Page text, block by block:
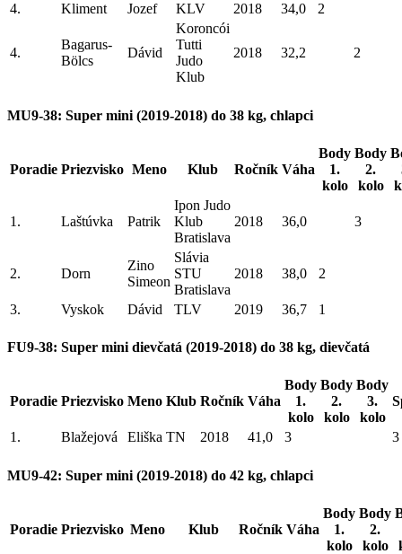
4. Kliment Jozef KLV 2018 34,0 2
4.
Bagarus-
Bölcs
Dávid
Koroncói
Tutti
Judo
Klub
2018 32,2 2
MU9-38: Super mini (2019-2018) do 38 kg, chlapci
Poradie Priezvisko Meno Klub Ročník Váha
Body
1.
kolo
Body
2.
kolo
1. Laštúvka Patrik
Ipon Judo
Klub
Bratislava
2018 36,0 3
2. Dorn
Zino
Simeon
Slávia
STU
Bratislava
2018 38,0 2
3. Vyskok Dávid TLV 2019 36,7 1
FU9-38: Super mini dievčatá (2019-2018) do 38 kg, dievčatá
Poradie Priezvisko Meno Klub Ročník Váha
Body
1.
kolo
Body
2.
kolo
Body
3.
kolo
1. Blažejová Eliška TN 2018 41,0 3 3
MU9-42: Super mini (2019-2018) do 42 kg, chlapci
Poradie Priezvisko Meno Klub Ročník Váha
Body
1.
kolo
Body
2.
kolo